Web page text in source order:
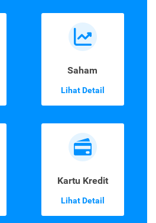
Saham
Lihat Detail
Kartu Kredit
Lihat Detail